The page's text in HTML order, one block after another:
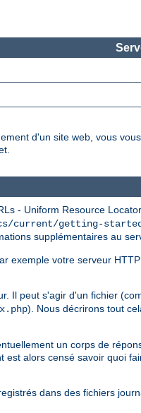
d'un site web, vous
- Uniform Resource
current/getting-
supplémentaires au
exemple votre serveur
Il peut s'agir d'un fichier
). Nous décrirons tout
un corps de
alors censé savoir quoi
dans des fichiers